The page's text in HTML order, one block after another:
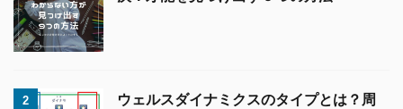
2
ウェルスダイナミクスのタイプとは？周